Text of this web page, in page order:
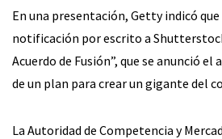
En una presentación, Getty indicó
notificación por escrito a
Acuerdo de Fusión”, que se anunció
de un plan para crear un gigante del
La Autoridad de Competencia y